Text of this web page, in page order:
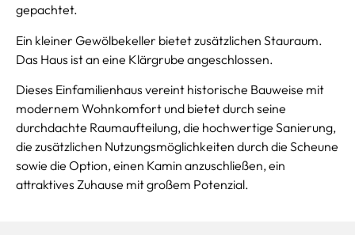
gepachtet.
Ein kleiner Gewölbekeller bietet zusätzlichen Stauraum.
Das Haus ist an eine Klärgrube angeschlossen.
Dieses Einfamilienhaus vereint historische Bauweise mit
modernem Wohnkomfort und bietet durch seine
durchdachte Raumaufteilung, die hochwertige Sanierung,
die zusätzlichen Nutzungsmöglichkeiten durch die Scheune
sowie die Option, einen Kamin anzuschließen, ein
attraktives Zuhause mit großem Potenzial.